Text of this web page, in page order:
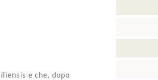
e che, dopo